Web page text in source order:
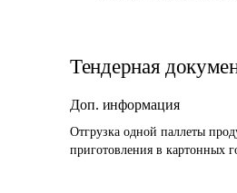
Тендерная
Доп. информация
Отгрузка одной паллеты
приготовления в картонных